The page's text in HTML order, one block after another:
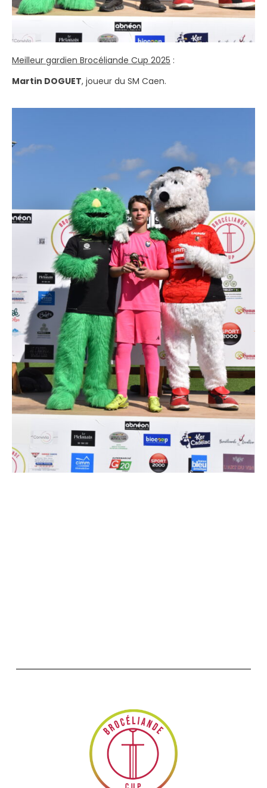
Meilleur gardien Brocéliande Cup 2025 :
Martin DOGUET, joueur du SM Caen.